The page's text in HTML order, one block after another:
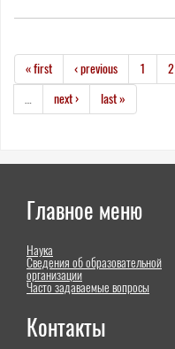
« first ‹ previous 1 2
next › last »
Главное меню
Наука
Сведения об образовательной
организации
Часто задаваемые вопросы
Контакты